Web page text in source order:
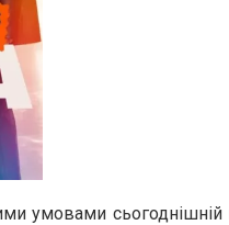
умовами сьогоднішній